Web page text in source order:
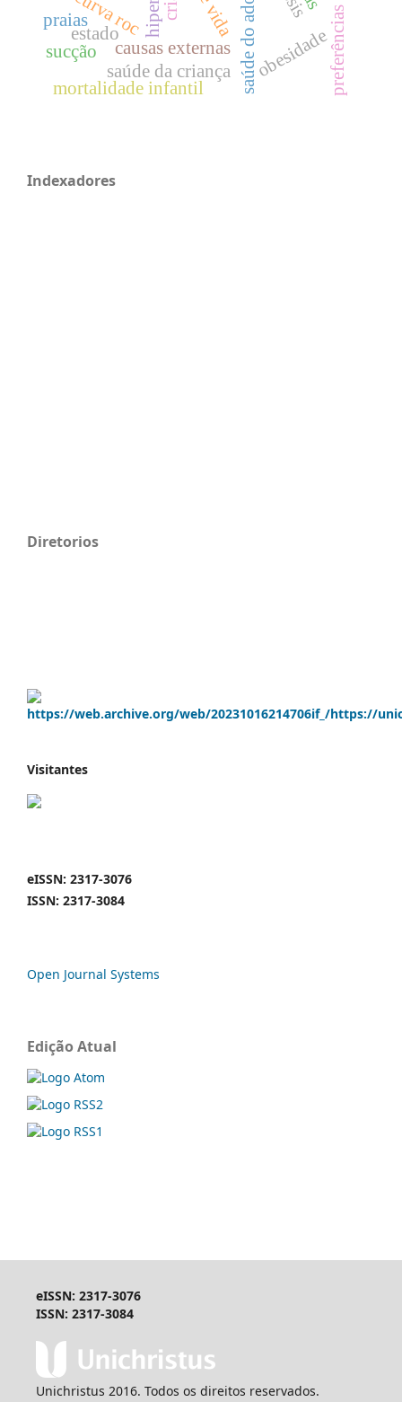
causas externas obesidade
saúde da criança
curva roc
estado
sucção
mortalidade infantil
praias
Indexadores
Diretorios
Visitantes
eISSN: 2317-3076
ISSN: 2317-3084
Open Journal Systems
Edição Atual
eISSN: 2317-3076
ISSN: 2317-3084
Unichristus 2016. Todos os direitos reservados.